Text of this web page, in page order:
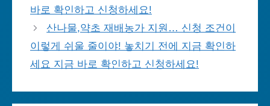
바로 확인하고 신청하세요!
산나물,약초 재배농가 지원… 신청 조건이
이렇게 쉬울 줄이야! 놓치기 전에 지금 확인하
세요 지금 바로 확인하고 신청하세요!